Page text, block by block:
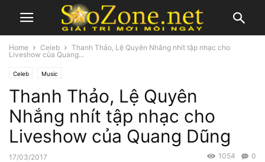
Home Celeb
Thanh Thảo, Lệ Quyên Nhắng nhít tập nhạc cho
Liveshow của Quang...
Celeb Music
Thanh Thảo, Lệ Quyên
Nhắng nhít tập nhạc cho
Liveshow của Quang Dũng
17/03/2017 0
1054